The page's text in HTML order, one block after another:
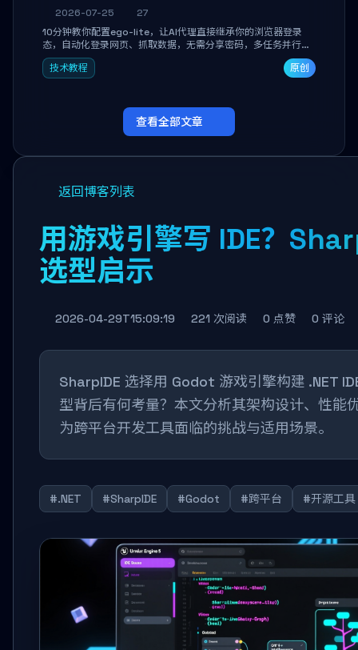
2026-07-25
27
10分钟教你配置ego-lite，让AI代理直接继承你的浏览器登录
态，自动化登录网页、抓取数据，无需分享密码，多任务并行不
干扰日常使用。
技术教程
原创
查看全部文章
返回博客列表
用游戏引擎写 IDE？
选型启示
2026-04-29T15:09:19 221 次阅读 0 点赞 0 评论
SharpIDE 选择用 Godot 游戏引擎构建 .NET
型背后有何考量？本文分析其架构设计、性能
为跨平台开发工具面临的挑战与适用场景。
#.NET #SharpIDE #Godot #跨平台 #开源工具